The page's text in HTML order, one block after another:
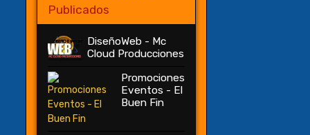
Publicados
DiseñoWeb - Mc
Cloud Producciones
Promociones
Eventos - El
Buen Fin